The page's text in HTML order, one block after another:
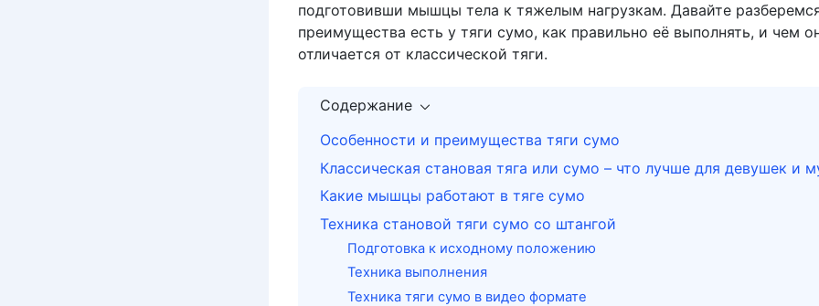
подготовивши мышцы тела к тяжелым нагрузкам. Давайте
преимущества есть у тяги сумо, как правильно её выполнять, и чем
отличается от классической тяги.
Содержание
Особенности и преимущества тяги сумо
Классическая становая тяга или сумо – что лучше для девушек и
Какие мышцы работают в тяге сумо
Техника становой тяги сумо со штангой
Подготовка к исходному положению
Техника выполнения
Техника тяги сумо в видео формате